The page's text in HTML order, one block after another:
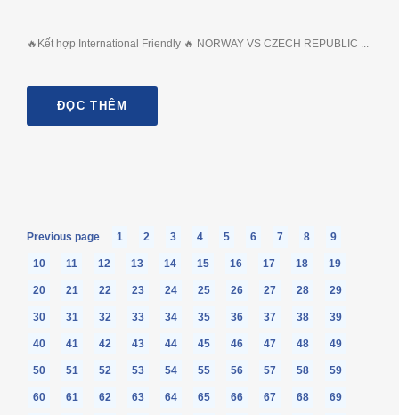
🔥Kết hợp International Friendly 🔥 NORWAY VS CZECH REPUBLIC ...
ĐỌC THÊM
Previous page 1 2 3 4 5 6 7 8 9
10 11 12 13 14 15 16 17 18 19
20 21 22 23 24 25 26 27 28 29
30 31 32 33 34 35 36 37 38 39
40 41 42 43 44 45 46 47 48 49
50 51 52 53 54 55 56 57 58 59
60 61 62 63 64 65 66 67 68 69